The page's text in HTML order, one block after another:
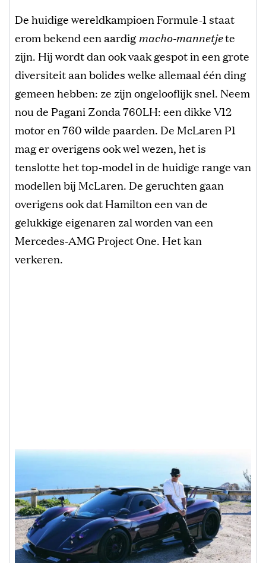
De huidige wereldkampioen Formule-1 staat
erom bekend een aardigmacho-mannetjete
zijn. Hij wordt dan ook vaak gespot in een grote
diversiteit aan bolides welke allemaal één ding
gemeen hebben: ze zijn ongelooflijk snel. Neem
nou de Pagani Zonda 760LH: een dikke V12
motor en 760 wilde paarden. De McLaren P1
mag er overigens ook wel wezen, het is
tenslotte het top-model in de huidige range van
modellen bij McLaren. De geruchten gaan
overigens ook dat Hamilton een van de
gelukkige eigenaren zal worden van een
Mercedes-AMG Project One. Het kan
verkeren.